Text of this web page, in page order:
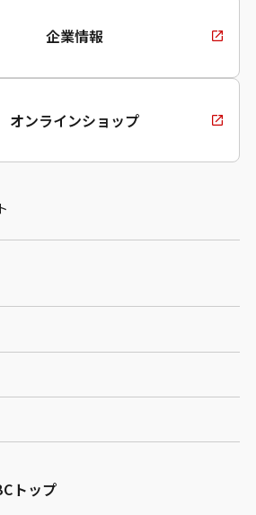
企業情報
オンラインショップ
トップ